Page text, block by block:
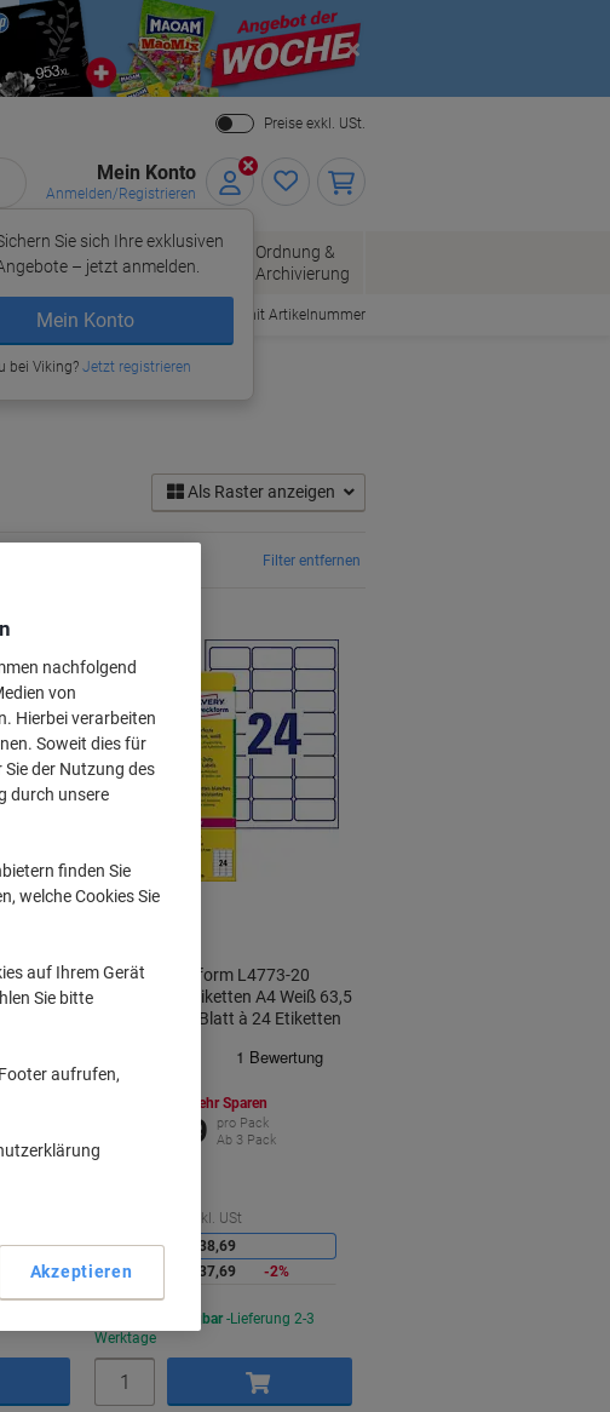
Close
Preise exkl. USt.
Mein Konto
Anmelden/Registrieren
Sie sich Ihre exklusiven
– jetzt anmelden.
Mein Konto
bei Viking?Jetzt registrieren
Versand
Pakete
Bürobedarf
Ordnung &
Archivierung
Bestellen mit Artikelnummer
Als Raster anzeigen
Filter entfernen
25
A4
AVERY Zweckform L4773-20
Wetterfeste Etiketten A4 Weiß 63,5
x 33,9 mm 20 Blatt à 24 Etiketten
Mehr Sparen
€ 37,69
pro Pack
Ab 3 Pack
exkl. USt
1-2
€ 38,69
3+
€ 37,69 -2%
Aktuell verfügbar Lieferung 2-3
Werktage
nachfolgend
von
Hierbei verarbeiten
Soweit dies für
der Nutzung des
durch unsere
finden Sie
welche Cookies Sie
auf Ihrem Gerät
Sie bitte
aufrufen,
Akzeptieren